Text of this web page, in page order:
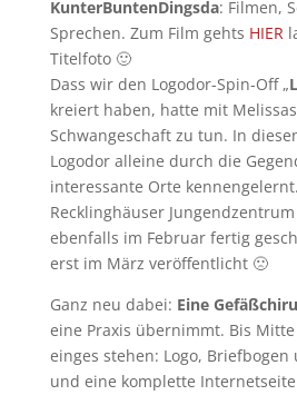
KunterBuntenDingsda: Filmen,
Sprechen. Zum Film gehts HIER
Titelfoto 🙂
Dass wir den Logodor-Spin-Off „
kreiert haben, hatte mit
Schwangeschaft zu tun. In
Logodor alleine durch die
interessante Orte
Recklinghäuser
ebenfalls im Februar fertig
erst im März veröffentlicht 🙁
Ganz neu dabei: Eine
eine Praxis übernimmt. Bis
einges stehen: Logo, Briefbogen
und eine komplette